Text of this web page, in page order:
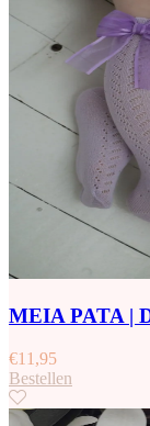
MEIA PATA |
€11,95
Bestellen